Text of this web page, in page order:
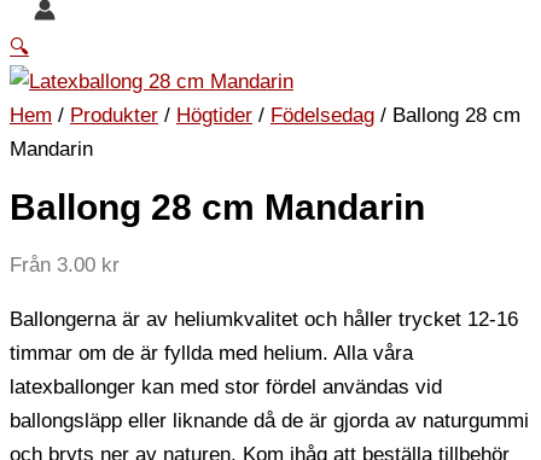
🔍
Hem / Produkter / Högtider / Födelsedag / Ballong 28 cm
Mandarin
Ballong 28 cm Mandarin
Från 3.00 kr
Ballongerna är av heliumkvalitet och håller trycket 12-16
timmar om de är fyllda med helium. Alla våra
latexballonger kan med stor fördel användas vid
ballongsläpp eller liknande då de är gjorda av naturgummi
och bryts ner av naturen. Kom ihåg att beställa tillbehör